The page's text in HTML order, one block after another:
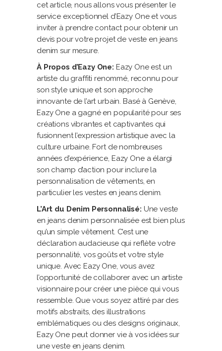
cet article, nous allons vous présenter le
service exceptionnel d’Eazy One et vous
inviter à prendre contact pour obtenir un
devis pour votre projet de veste en jeans
denim sur mesure.
À Propos d’Eazy One: Eazy One est un
artiste du graffiti renommé, reconnu pour
son style unique et son approche
innovante de l’art urbain. Basé à Genève,
Eazy One a gagné en popularité pour ses
créations vibrantes et captivantes qui
fusionnent l’expression artistique avec la
culture urbaine. Fort de nombreuses
années d’expérience, Eazy One a élargi
son champ d’action pour inclure la
personnalisation de vêtements, en
particulier les vestes en jeans denim.
L’Art du Denim Personnalisé: Une veste
en jeans denim personnalisée est bien plus
qu’un simple vêtement. C’est une
déclaration audacieuse qui reflète votre
personnalité, vos goûts et votre style
unique. Avec Eazy One, vous avez
l’opportunité de collaborer avec un artiste
visionnaire pour créer une pièce qui vous
ressemble. Que vous soyez attiré par des
motifs abstraits, des illustrations
emblématiques ou des designs originaux,
Eazy One peut donner vie à vos idées sur
une veste en jeans denim.